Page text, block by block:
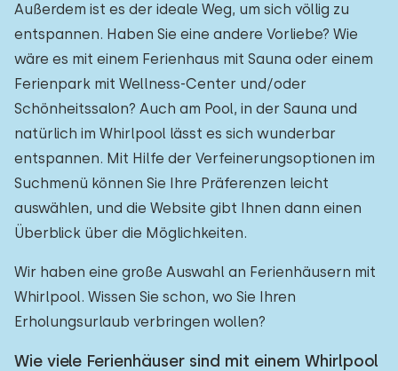
Außerdem ist es der ideale Weg, um sich völlig zu
entspannen. Haben Sie eine andere Vorliebe? Wie
wäre es mit einem Ferienhaus mit Sauna oder einem
Ferienpark mit Wellness-Center und/oder
Schönheitssalon? Auch am Pool, in der Sauna und
natürlich im Whirlpool lässt es sich wunderbar
entspannen. Mit Hilfe der Verfeinerungsoptionen im
Suchmenü können Sie Ihre Präferenzen leicht
auswählen, und die Website gibt Ihnen dann einen
Überblick über die Möglichkeiten.
Wir haben eine große Auswahl an Ferienhäusern mit
Whirlpool. Wissen Sie schon, wo Sie Ihren
Erholungsurlaub verbringen wollen?
Wie viele Ferienhäuser sind mit einem Whirlpool